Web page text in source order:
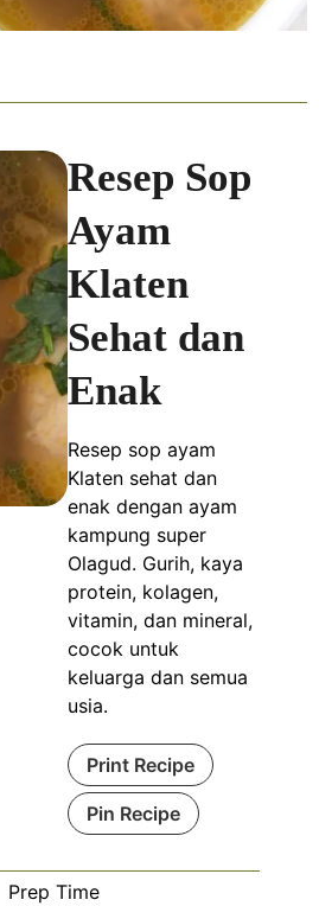
Resep Sop
Ayam
Klaten
Sehat dan
Enak
Resep sop ayam
Klaten sehat dan
enak dengan ayam
kampung super
Olagud. Gurih, kaya
protein, kolagen,
vitamin, dan mineral,
cocok untuk
keluarga dan semua
usia.
Print Recipe
Pin Recipe
Prep Time